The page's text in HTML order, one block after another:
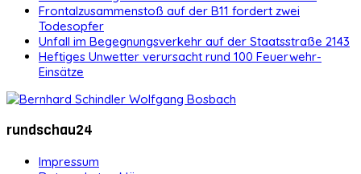
Frontalzusammenstoß auf der B11 fordert zwei
Todesopfer
Unfall im Begegnungsverkehr auf der Staatsstraße 2143
Heftiges Unwetter verursacht rund 100 Feuerwehr-
Einsätze
rundschau24
Impressum